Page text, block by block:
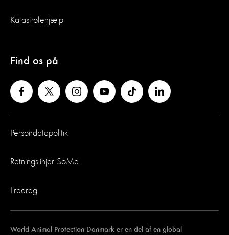
Katastrofehjælp
Find os på
Persondatapolitik
Retningslinjer SoMe
Fradrag
World Animal Protection Danmark er en del af en global